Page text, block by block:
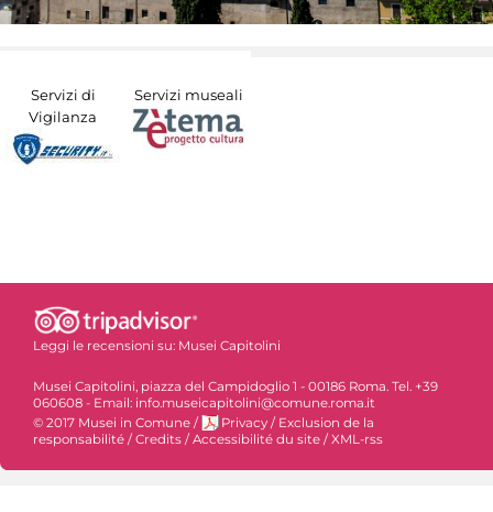
Servizi di
Vigilanza
Servizi museali
Leggi le recensioni su: Musei Capitolini
Musei Capitolini, piazza del Campidoglio 1 - 00186 Roma. Tel. +39
060608 - Email: info.museicapitolini@comune.roma.it
© 2017 Musei in Comune / Privacy / Exclusion de la
responsabilité / Credits / Accessibilité du site / XML-rss